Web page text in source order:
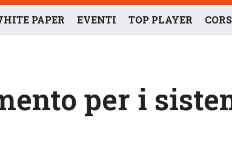
PAPER EVENTI TOP PLAYER
per i